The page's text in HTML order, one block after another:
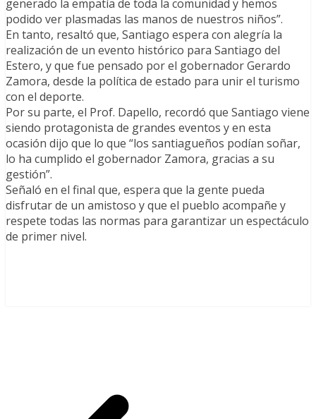
generado la empatía de toda la comunidad y hemos
podido ver plasmadas las manos de nuestros niños”.
En tanto, resaltó que, Santiago espera con alegría la
realización de un evento histórico para Santiago del
Estero, y que fue pensado por el gobernador Gerardo
Zamora, desde la política de estado para unir el turismo
con el deporte.
Por su parte, el Prof. Dapello, recordó que Santiago viene
siendo protagonista de grandes eventos y en esta
ocasión dijo que lo que “los santiagueños podían soñar,
lo ha cumplido el gobernador Zamora, gracias a su
gestión”.
Señaló en el final que, espera que la gente pueda
disfrutar de un amistoso y que el pueblo acompañe y
respete todas las normas para garantizar un espectáculo
de primer nivel.